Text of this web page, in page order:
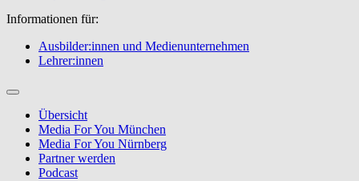
Informationen für:
Ausbilder:innen und Medienunternehmen
Lehrer:innen
Übersicht
Media For You München
Media For You Nürnberg
Partner werden
Podcast